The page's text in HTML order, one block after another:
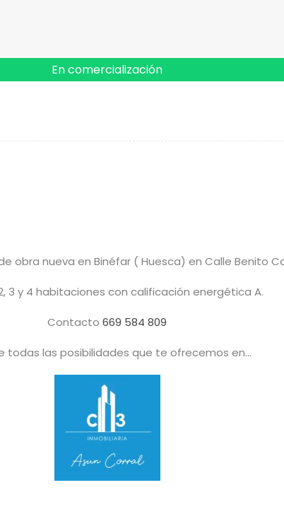
En comercialización
obra nueva en Binéfar ( Huesca) en Calle Benito
3 y 4 habitaciones con calificación energética A.
Contacto669 584 809
todas las posibilidades que te ofrecemos en…